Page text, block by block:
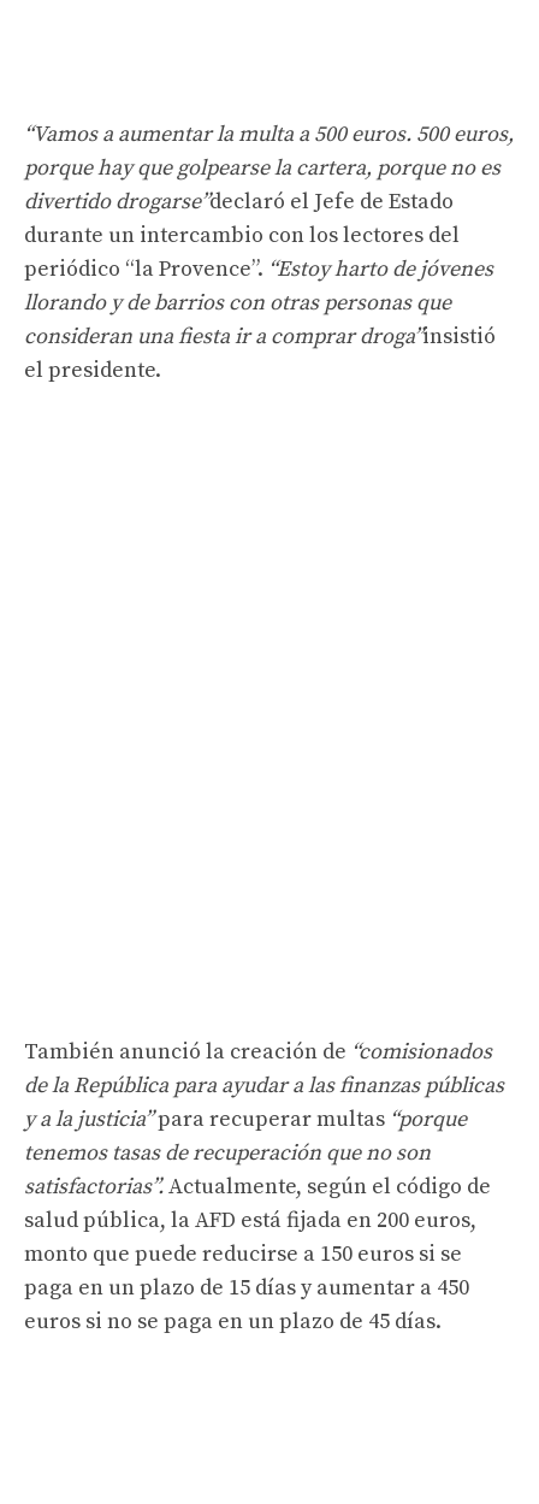
“Vamos a aumentar la multa a 500 euros. 500 euros,
porque hay que golpearse la cartera, porque no es
divertido drogarse”declaró el Jefe de Estado
durante un intercambio con los lectores del
periódico “la Provence”. “Estoy harto de jóvenes
llorando y de barrios con otras personas que
consideran una fiesta ir a comprar droga”insistió
el presidente.
También anunció la creación de “comisionados
de la República para ayudar a las finanzas públicas
y a la justicia”para recuperar multas “porque
tenemos tasas de recuperación que no son
satisfactorias”.Actualmente, según el código de
salud pública, la AFD está fijada en 200 euros,
monto que puede reducirse a 150 euros si se
paga en un plazo de 15 días y aumentar a 450
euros si no se paga en un plazo de 45 días.